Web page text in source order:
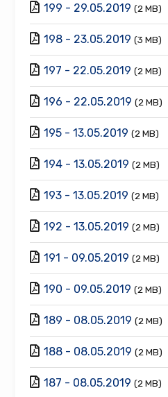
199 - 29.05.2019 (2 MB)
198 - 23.05.2019 (3 MB)
197 - 22.05.2019 (2 MB)
196 - 22.05.2019 (2 MB)
195 - 13.05.2019 (2 MB)
194 - 13.05.2019 (2 MB)
193 - 13.05.2019 (2 MB)
192 - 13.05.2019 (2 MB)
191 - 09.05.2019 (2 MB)
190 - 09.05.2019 (2 MB)
189 - 08.05.2019 (2 MB)
188 - 08.05.2019 (2 MB)
187 - 08.05.2019 (2 MB)